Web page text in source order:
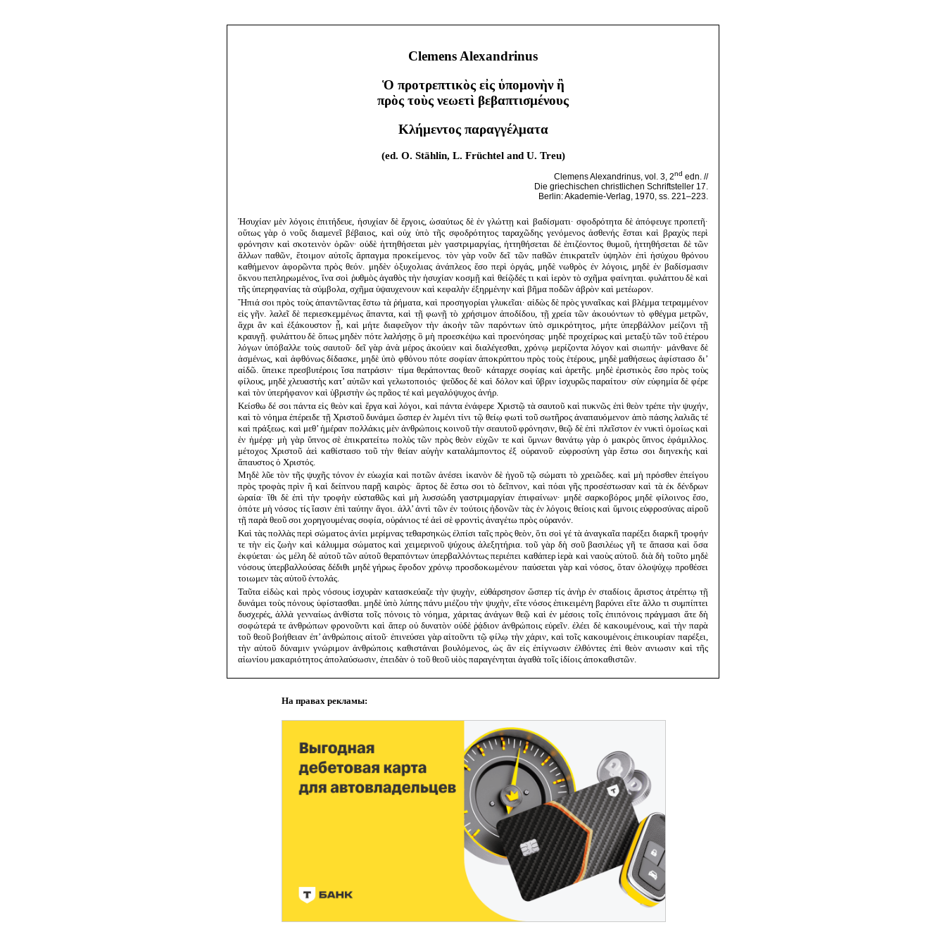
Clemens Alexandrinus
Ὁ προτρεπτικὸς εἰς ὑπομονὴν ἢ
πρὸς τοὺς νεωετὶ βεβαπτισμένους
Κλήμεντος παραγγέλματα
(ed. O. Stählin, L. Früchtel and U. Treu)
Clemens Alexandrinus, vol. 3, 2nd edn. //
Die griechischen christlichen Schriftsteller 17.
Berlin: Akademie-Verlag, 1970, ss. 221–223.
Ἡσυχίαν μὲν λόγοις ἐπιτήδευε, ἡσυχίαν δὲ ἔργοις, ὡσαύτως δὲ ἐν γλώττῃ καὶ βαδίσματι· σφοδρότητα δὲ ἀπόφευγε προπετῆ·
οὕτως γὰρ ὁ νοῦς διαμενεῖ βέβαιος, καὶ οὐχ ὑπὸ τῆς σφοδρότητος ταραχῶδης γενόμενος ἀσθενής ἔσται καὶ βραχὺς περὶ
φρόνησιν καὶ σκοτεινὸν ὁρῶν· οὐδὲ ἡττηθήσεται μὲν γαστριμαργίας, ἡττηθήσεται δὲ ἐπιζέοντος θυμοῦ, ἡττηθήσεται δὲ τῶν
ἄλλων παθῶν, ἕτοιμον αὐτοῖς ἅρπαγμα προκείμενος. τὸν γὰρ νοῦν δεῖ τῶν παθῶν ἐπικρατεῖν ὑψηλὸν ἐπὶ ἡσύχου θρόνου
καθήμενον ἀφορῶντα πρὸς θεόν. μηδὲν ὀξυχολιας ἀνάπλεος ἔσο περὶ ὀργάς, μηδὲ νωθρὸς ἐν λόγοις, μηδὲ ἐν βαδίσμασιν
ὄκνου πεπληρωμένος, ἵνα σοὶ ῥυθμὸς ἀγαθὸς τὴν ἡσυχίαν κοσμῇ καὶ θείῷδές τι καὶ ἱερὸν τὸ σχῆμα φαίνηται. φυλάττου δὲ καὶ
τῆς ὑπερηφανίας τὰ σύμβολα, σχῆμα ὑψαυχενουν καὶ κεφαλὴν ἐξηρμένην καὶ βῆμα ποδῶν ἁβρὸν καὶ μετέωρον.
Ἤπιά σοι πρὸς τοὺς ἀπαντῶντας ἔστω τὰ ῥήματα, καὶ προσηγορίαι γλυκεῖαι· αἰδὼς δὲ πρὸς γυναῖκας καὶ βλέμμα τετραμμένον
εἰς γῆν. λαλεῖ δὲ περιεσκεμμένως ἅπαντα, καὶ τῇ φωνῇ τὸ χρήσιμον ἀποδίδου, τῇ χρεία τῶν ἀκουόντων τὸ φθέγμα μετρῶν,
ἄχρι ἂν καὶ ἐξάκουστον ᾖ, καὶ μήτε διαφεῦγον τὴν ἀκοὴν τῶν παρόντων ὑπὸ σμικρότητος, μήτε ὑπερβάλλον μείζονι τῇ
κραυγῇ. φυλάττου δὲ ὅπως μηδὲν πότε λαλήσῃς ὃ μὴ προεσκέψω καὶ προενόησας· μηδὲ προχείρως καὶ μεταξὺ τῶν τοῦ ἑτέρου
λόγων ὑπόβαλλε τοὺς σαυτοῦ· δεῖ γὰρ ἀνὰ μέρος ἀκούειν καὶ διαλέγεσθαι, χρόνῳ μερίζοντα λόγον καὶ σιωπήν· μάνθανε δὲ
ἀσμένως, καὶ ἀφθόνως δίδασκε, μηδὲ ὑπὸ φθόνου πότε σοφίαν ἀποκρύπτου πρὸς τοὺς ἑτέρους, μηδὲ μαθήσεως ἀφίστασο δι’
αἰδῶ. ὕπεικε πρεσβυτέροις ἴσα πατράσιν· τίμα θεράποντας θεοῦ· κάταρχε σοφίας καὶ ἀρετῆς. μηδὲ ἐριστικὸς ἔσο πρὸς τοὺς
φίλους, μηδὲ χλευαστὴς κατ’ αὐτῶν καὶ γελωτοποιός· ψεῦδος δὲ καὶ δόλον καὶ ὕβριν ἰσχυρῶς παραίτου· σὺν εὐφημία δὲ φέρε
καὶ τὸν ὑπερήφανον καὶ ὑβριστὴν ὡς πρᾶος τέ καὶ μεγαλόψυχος ἀνήρ.
Κείσθω δέ σοι πάντα εἰς θεὸν καὶ ἔργα καὶ λόγοι, καὶ πάντα ἐνάφερε Χριστῷ τὰ σαυτοῦ καὶ πυκνῶς ἐπὶ θεὸν τρέπε τὴν ψυχήν,
καὶ τὸ νόημα ἐπέρειδε τῇ Χριστοῦ δυνάμει ὥσπερ ἐν λιμένι τίνι τῷ θείῳ φωτὶ τοῦ σωτῆρος ἀναπαυόμενον ἀπὸ πάσης λαλιᾶς τέ
καὶ πράξεως. καὶ μεθ’ ἡμέραν πολλάκις μὲν ἀνθρώποις κοινοῦ τὴν σεαυτοῦ φρόνησιν, θεῷ δὲ ἐπὶ πλεῖστον ἐν νυκτὶ ὁμοίως καὶ
ἐν ἡμέρᾳ· μὴ γὰρ ὕπνος σὲ ἐπικρατείτω πολὺς τῶν πρὸς θεὸν εὐχῶν τε καὶ ὕμνων θανάτῳ γὰρ ὁ μακρὸς ὕπνος ἐφάμιλλος.
μέτοχος Χριστοῦ ἀεὶ καθίστασο τοῦ τὴν θείαν αὐγὴν καταλάμποντος ἐξ οὐρανοῦ· εὐφροσύνη γὰρ ἔστω σοι διηνεκὴς καὶ
ἄπαυστος ὁ Χριστός.
Μηδὲ λῦε τὸν τῆς ψυχῆς τόνον ἐν εὐωχία καὶ ποτῶν ἀνέσει ἱκανὸν δὲ ἡγοῦ τῷ σώματι τὸ χρειῶδες. καὶ μὴ πρόσθεν ἐπείγου
πρὸς τροφὰς πρὶν ἢ καὶ δείπνου παρῇ καιρὸς· ἄρτος δὲ ἔστω σοι τὸ δεῖπνον, καὶ πόαι γῆς προσέστωσαν καὶ τὰ ἐκ δένδρων
ὡραία· ἴθι δὲ ἐπὶ τὴν τροφὴν εὐσταθῶς καὶ μὴ λυσσώδη γαστριμαργίαν ἐπιφαίνων· μηδὲ σαρκοβόρος μηδὲ φίλοινος ἔσο,
ὁπότε μὴ νόσος τίς ἴασιν ἐπὶ ταύτην ἄγοι. ἀλλ’ ἀντὶ τῶν ἐν τούτοις ἡδονῶν τὰς ἐν λόγοις θείοις καὶ ὕμνοις εὐφροσύνας αἱροῦ
τῇ παρὰ θεοῦ σοι χορηγουμένας σοφία, οὐράνιος τέ ἀεὶ σὲ φροντὶς ἀναγέτω πρὸς οὐρανόν.
Καὶ τὰς πολλὰς περὶ σώματος ἀνίει μερίμνας τεθαρσηκὼς ἐλπίσι ταῖς πρὸς θεὸν, ὅτι σοὶ γέ τὰ ἀναγκαῖα παρέξει διαρκῆ τροφήν
τε τὴν εἰς ζωὴν καὶ κάλυμμα σώματος καὶ χειμερινοῦ ψύχους ἀλεξητήρια. τοῦ γὰρ δὴ σοῦ βασιλέως γῆ τε ἅπασα καὶ ὅσα
ἐκφύεται· ὡς μέλη δὲ αὑτοῦ τῶν αὑτοῦ θεραπόντων ὑπερβαλλόντως περιέπει καθάπερ ἱερὰ καὶ ναοὺς αὑτοῦ. διὰ δὴ τοῦτο μηδὲ
νόσους ὑπερβαλλούσας δέδιθι μηδὲ γήρως ἔφοδον χρόνῳ προσδοκωμένου· παύσεται γὰρ καὶ νόσος, ὅταν ὁλοψύχῳ προθέσει
τοιωμεν τὰς αὐτοῦ ἐντολάς.
Ταῦτα εἰδὼς καὶ πρὸς νόσους ἰσχυρὰν κατασκεύαζε τὴν ψυχὴν, εὐθάρσησον ὥσπερ τίς ἀνὴρ ἐν σταδίοις ἄριστος ἀτρέπτῳ τῇ
δυνάμει τοὺς πόνους ὑφίστασθαι. μηδὲ ὑπὸ λύπης πάνυ μιέζου τὴν ψυχὴν, εἴτε νόσος ἐπικειμένη βαρύνει εἴτε ἄλλο τι συμπίπτει
δυσχερές, ἀλλὰ γενναίως ἀνθίστα τοῖς πόνοις τὸ νόημα, χάριτας ἀνάγων θεῷ καὶ ἐν μέσοις τοῖς ἐπιπόνοις πράγμασι ἅτε δὴ
σοφώτερά τε ἀνθρώπων φρονοῦντι καὶ ἅπερ οὐ δυνατὸν οὐδὲ ῥᾴδιον ἀνθρώποις εὑρεῖν. ἐλέει δὲ κακουμένους, καὶ τὴν παρὰ
τοῦ θεοῦ βοήθειαν ἐπ’ ἀνθρώποις αἰτοῦ· ἐπινεύσει γὰρ αἰτοῦντι τῷ φίλῳ τὴν χάριν, καὶ τοῖς κακουμένοις ἐπικουρίαν παρέξει,
τὴν αὑτοῦ δύναμιν γνώριμον ἀνθρώποις καθιστάναι βουλόμενος, ὡς ἂν εἰς ἐπίγνωσιν ἐλθόντες ἐπὶ θεὸν ανιωσιν καὶ τῆς
αἰωνίου μακαριότητος ἀπολαύσωσιν, ἐπειδὰν ὁ τοῦ θεοῦ υἱὸς παραγένηται ἀγαθὰ τοῖς ἰδίοις ἀποκαθιστῶν.
На правах рекламы: